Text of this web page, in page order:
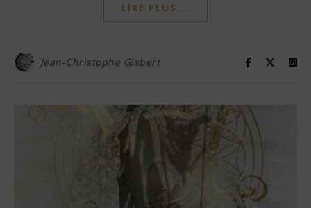
LIRE PLUS...
Jean-Christophe Gisbert